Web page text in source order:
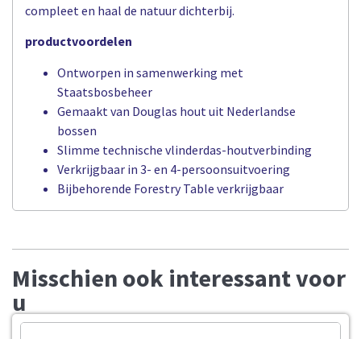
compleet en haal de natuur dichterbij.
productvoordelen
Ontworpen in samenwerking met
Staatsbosbeheer
Gemaakt van Douglas hout uit Nederlandse
bossen
Slimme technische vlinderdas-houtverbinding
Verkrijgbaar in 3- en 4-persoonsuitvoering
Bijbehorende Forestry Table verkrijgbaar
Misschien ook interessant voor
u